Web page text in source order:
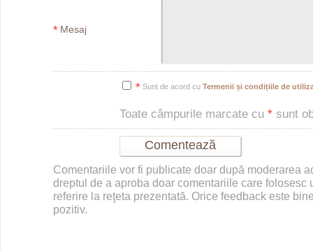
* Mesaj
* Sunt de acord cu Termenii și condițiile de
Toate câmpurile marcate cu * sunt
Comentariile vor fi publicate doar după moderarea
dreptul de a aproba doar comentariile care folosesc
referire la reţeta prezentată. Orice feedback este
pozitiv.